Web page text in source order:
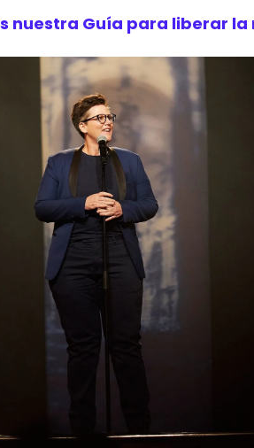
nuestra Guía para liberar la